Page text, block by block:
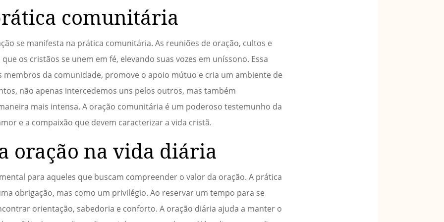
comunitária
se manifesta na prática comunitária. As reuniões de oração, cultos e
os cristãos se unem em fé, elevando suas vozes em uníssono. Essa
da comunidade, promove o apoio mútuo e cria um ambiente de
não apenas intercedemos uns pelos outros, mas também
mais intensa. A oração comunitária é um poderoso testemunho da
e a compaixão que devem caracterizar a vida cristã.
oração na vida diária
para aqueles que buscam compreender o valor da oração. A prática
obrigação, mas como um privilégio. Ao reservar um tempo para se
orientação, sabedoria e conforto. A oração diária ajuda a manter o